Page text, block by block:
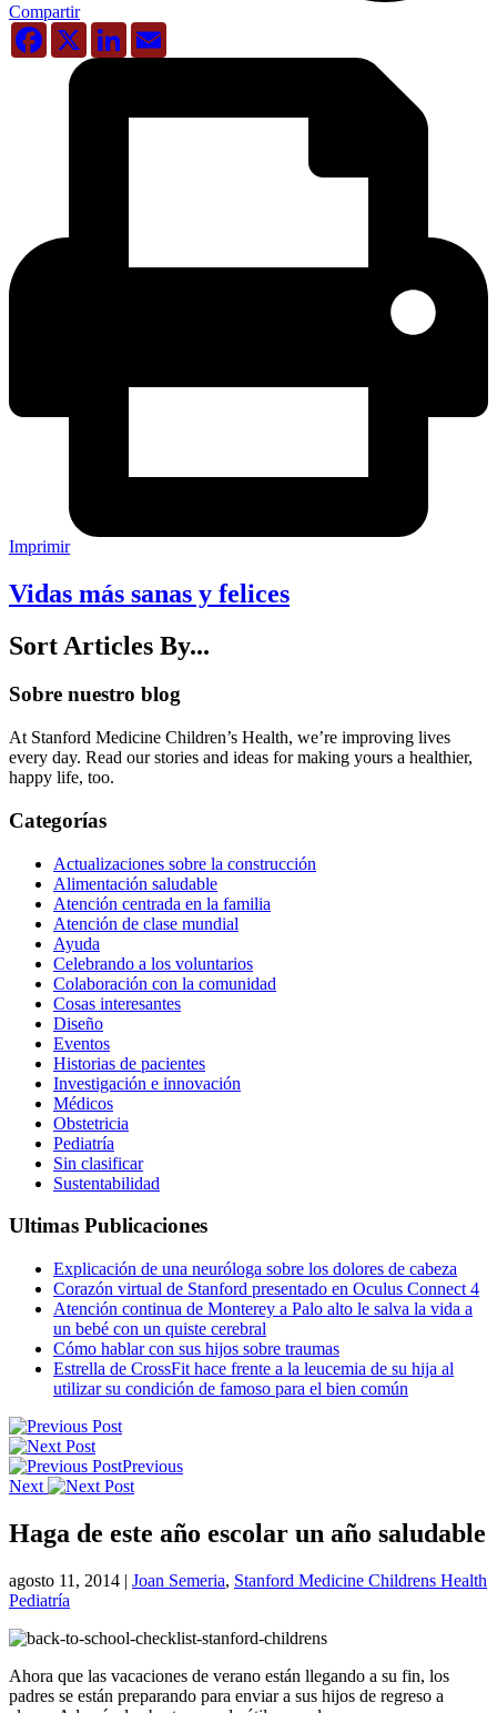
Compartir
Facebook
X LinkedIn
Imprimir
Vidas más sanas y felices
Sort Articles By...
Sobre nuestro blog
At Stanford Medicine Children’s Health, we’re improving lives
every day. Read our stories and ideas for making yours a healthier,
happy life, too.
Categorías
Actualizaciones sobre la construcción
Alimentación saludable
Atención centrada en la familia
Atención de clase mundial
Ayuda
Celebrando a los voluntarios
Colaboración con la comunidad
Cosas interesantes
Diseño
Eventos
Historias de pacientes
Investigación e innovación
Médicos
Obstetricia
Pediatría
Sin clasificar
Sustentabilidad
Ultimas Publicaciones
Explicación de una neuróloga sobre los dolores de cabeza
Corazón virtual de Stanford presentado en Oculus Connect 4
Atención continua de Monterey a Palo alto le salva la vida a
un bebé con un quiste cerebral
Cómo hablar con sus hijos sobre traumas
Estrella de CrossFit hace frente a la leucemia de su hija al
utilizar su condición de famoso para el bien común
Previous
Next
Haga de este año escolar un año saludable
agosto 11, 2014 | Joan Semeria, Stanford Medicine Childrens Health
Pediatría
Ahora que las vacaciones de verano están llegando a su fin, los
padres se están preparando para enviar a sus hijos de regreso a